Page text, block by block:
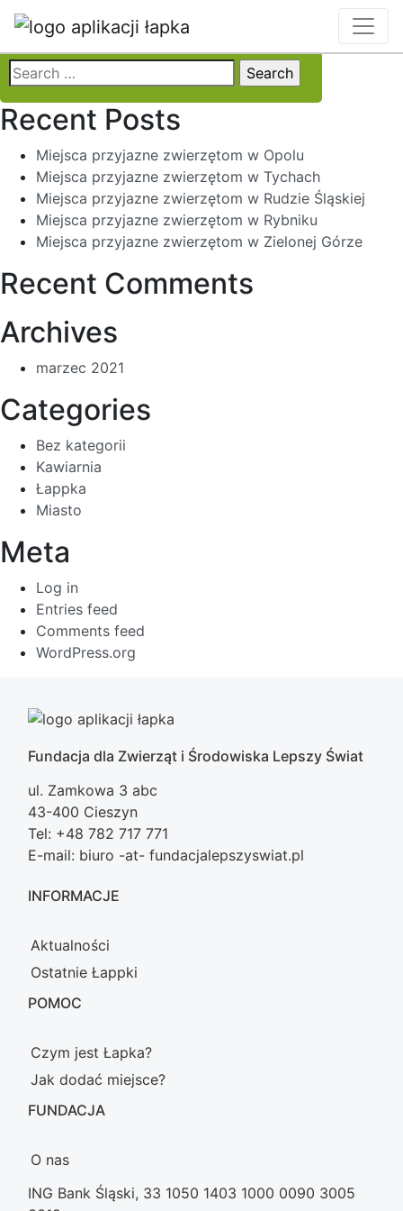
Locality:Zbrosławice
Search
for:
Recent Posts
Miejsca przyjazne zwierzętom w Opolu
Miejsca przyjazne zwierzętom w Tychach
Miejsca przyjazne zwierzętom w Rudzie Śląskiej
Miejsca przyjazne zwierzętom w Rybniku
Miejsca przyjazne zwierzętom w Zielonej Górze
Recent Comments
Archives
marzec 2021
Categories
Bez kategorii
Kawiarnia
Łappka
Miasto
Meta
Log in
Entries feed
Comments feed
WordPress.org
Fundacja dla Zwierząt i Środowiska Lepszy Świat
ul. Zamkowa 3 abc
43-400 Cieszyn
Tel: +48 782 717 771
E-mail: biuro -at- fundacjalepszyswiat.pl
INFORMACJE
Aktualności
Ostatnie Łappki
POMOC
Czym jest Łapka?
Jak dodać miejsce?
FUNDACJA
O nas
ING Bank Śląski, 33 1050 1403 1000 0090 3005